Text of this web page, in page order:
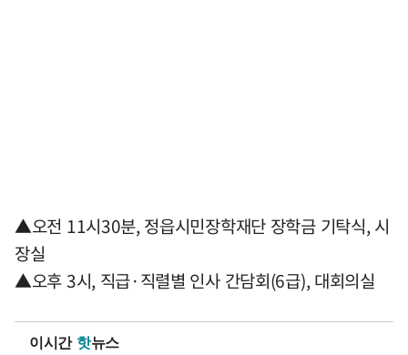
▲오전 11시30분, 정읍시민장학재단 장학금 기탁식, 시
장실
▲오후 3시, 직급·직렬별 인사 간담회(6급), 대회의실
이시간 핫뉴스